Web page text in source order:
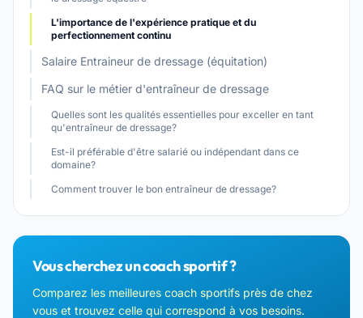
L'importance de l'expérience pratique et du
perfectionnement continu
Salaire Entraineur de dressage (équitation)
FAQ sur le métier d'entraîneur de dressage
Quelles sont les qualités essentielles pour exceller en tant
qu'entraîneur de dressage?
Est-il préférable d'être salarié ou indépendant dans ce
domaine?
Comment trouver le bon entraîneur de dressage?
Vous cherchez un coach sportif ?
Comparez les meilleures coach sportifs près de chez
vous et trouvez celle qui correspond à vos besoins.